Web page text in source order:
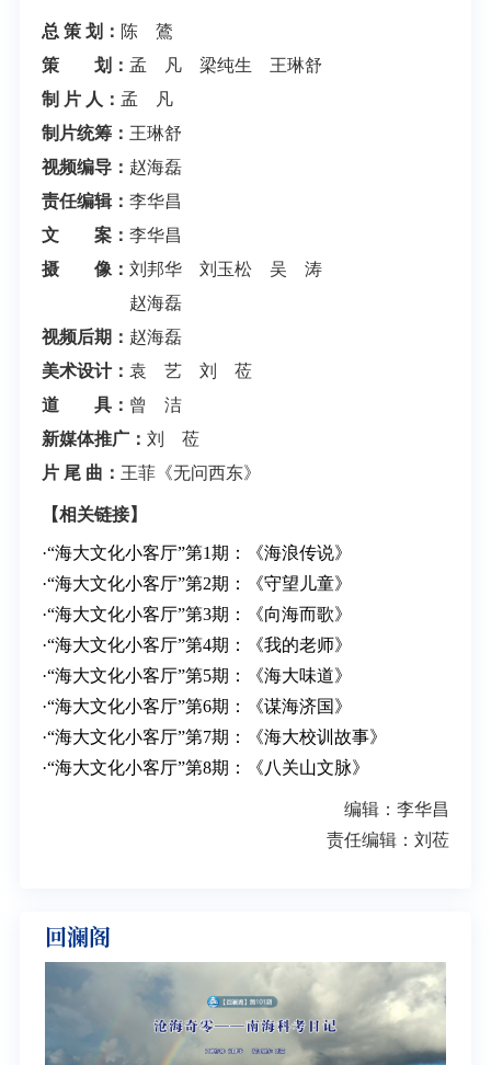
总 策 划： 陈 鷟
策 划： 孟 凡 梁纯生 王琳舒
制 片 人： 孟 凡
制片统筹： 王琳舒
视频编导： 赵海磊
责任编辑： 李华昌
文 案： 李华昌
摄 像： 刘邦华 刘玉松 吴 涛
赵海磊
视频后期： 赵海磊
美术设计： 袁 艺 刘 莅
道 具： 曾 洁
新媒体推广： 刘 莅
片 尾 曲： 王菲《无问西东》
【相关链接】
·“海大文化小客厅”第1期：《海浪传说》
·“海大文化小客厅”第2期：《守望儿童》
·“海大文化小客厅”第3期：《向海而歌》
·“海大文化小客厅”第4期：《我的老师》
·“海大文化小客厅”第5期：《海大味道》
·“海大文化小客厅”第6期：《谋海济国》
·“海大文化小客厅”第7期：《海大校训故事》
·“海大文化小客厅”第8期：《八关山文脉》
编辑：李华昌
责任编辑：刘莅
回澜阁